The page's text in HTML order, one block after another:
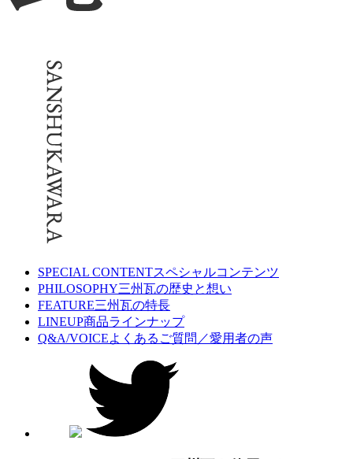
SPECIAL CONTENTスペシャルコンテンツ
PHILOSOPHY三州瓦の歴史と想い
FEATURE三州瓦の特長
LINEUP商品ラインナップ
Q&A/VOICEよくあるご質問／愛用者の声